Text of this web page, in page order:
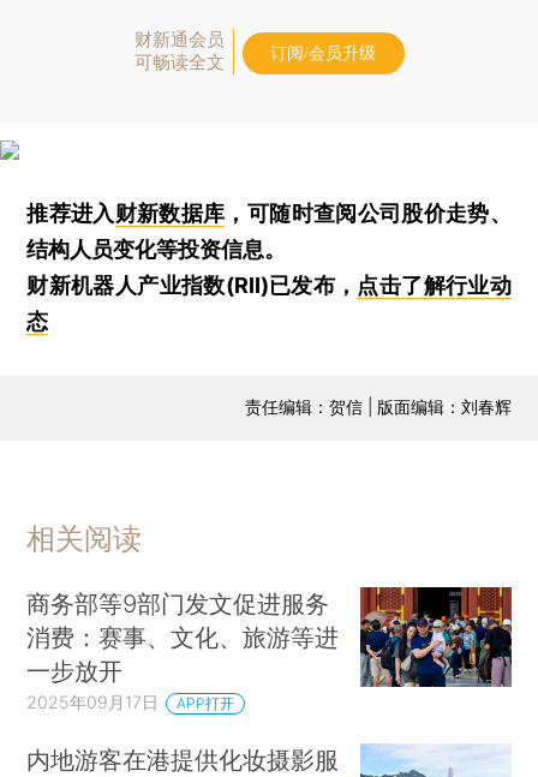
财新通会员
可畅读全文
订阅/会员升级
推荐进入财新数据库 ，可随时查阅公司股价走势、
结构人员变化等投资信息。
财新机器人产业指数(RII)已发布， 点击了解行业动
态
责任编辑：贺信 | 版面编辑：刘春辉
相关阅读
商务部等9部门发文促进服务
消费：赛事、文化、旅游等进
一步放开
2025年09月17日 APP打开
内地游客在港提供化妆摄影服